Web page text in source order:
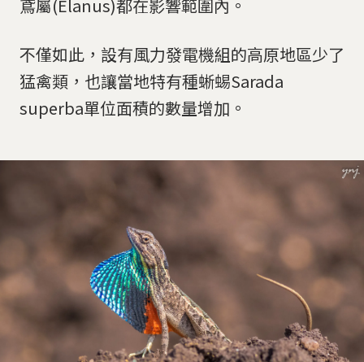
鳶屬(Elanus)都在影響範圍內。
不僅如此，設有風力發電機組的高原地區少了
猛禽類，也讓當地特有種蜥蜴Sarada
superba單位面積的數量增加。